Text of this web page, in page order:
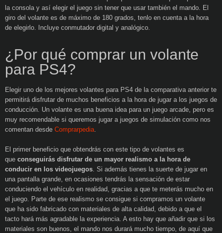
la consola y así elegir el juego sin tener que usar también el mando. El
giro del volante es de máximo de 180 grados, tenlo en cuenta a la hora
de elegirlo. Incluye conmutador digital y analógico.
¿Por qué comprar un volante
para PS4?
Elegir uno de los mejores volantes para PS4 de la comparativa anterior te
permitirá disfrutar de muchos beneficios a la hora de jugar a los juegos de
conducción. Un volante es una buena idea para un juego arcade, pero es
muy recomendable si queremos jugar a juegos de simulación como nos
comentan desde Comprarpedia
El primer beneficio que obtendrás con este tipo de volantes es
que conseguirás disfrutar de un mayor realismo a la hora de
conducir en los videojuegos . Si además tienes la suerte de jugar en
una pantalla grande, en ocasiones tendrás la sensación de estar
conduciendo el vehículo en realidad, gracias a que te meterás mucho en
el juego. Parte de ese realismo se consigue si compramos un volante
que ha sido fabricado con materiales de alta calidad, debido a que el
tacto hará más agradable la experiencia. A esto hay que añadir que si los
materiales son buenos, el mando nos durará mucho tiempo, de aquí que